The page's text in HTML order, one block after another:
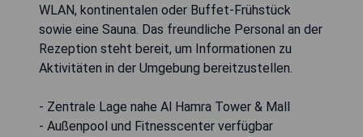
WLAN, kontinentalen oder Buffet-Frühstück
sowie eine Sauna. Das freundliche Personal an der
Rezeption steht bereit, um Informationen zu
Aktivitäten in der Umgebung bereitzustellen.
- Zentrale Lage nahe Al Hamra Tower & Mall
- Außenpool und Fitnesscenter verfügbar